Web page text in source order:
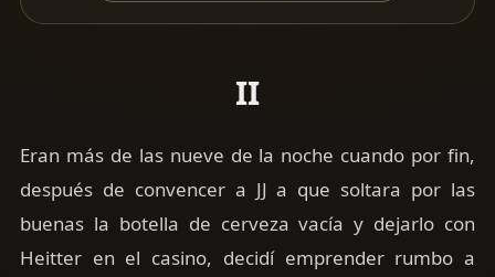
II
Eran más de las nueve de la noche cuando por fin,
después de convencer a JJ a que soltara por las
buenas la botella de cerveza vacía y dejarlo con
Heitter en el casino, decidí emprender rumbo a